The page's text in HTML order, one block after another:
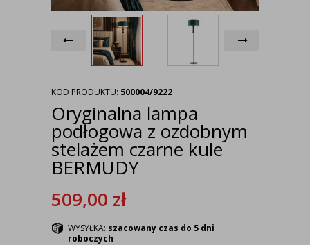
KOD PRODUKTU: 500004/9222
Oryginalna lampa
podłogowa z ozdobnym
stelażem czarne kule
BERMUDY
509,00 zł
WYSYŁKA: szacowany czas do 5 dni
roboczych